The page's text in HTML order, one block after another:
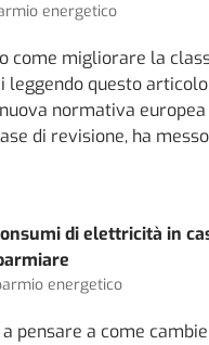
energetico
come migliorare la
leggendo questo
normativa europea
di revisione, ha
di elettricità in
energetico
pensare a come